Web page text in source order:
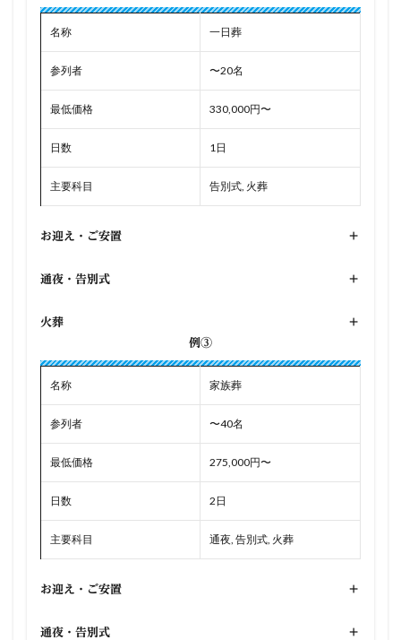
名称 一日葬
参列者 〜20名
最低価格 330,000円〜
日数 1日
主要科目 告別式, 火葬
お迎え・ご安置 +
通夜・告別式 +
火葬
+
例③
名称 家族葬
参列者 〜40名
最低価格 275,000円〜
日数 2日
主要科目 通夜, 告別式, 火葬
お迎え・ご安置 +
通夜・告別式 +